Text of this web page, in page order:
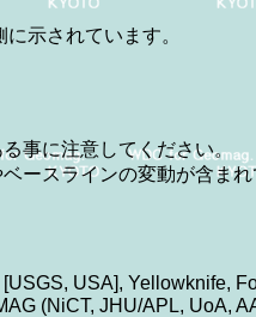
示されています。
事に注意してください。
ースラインの変動が含ま
USA], Yellowknife,
(NiCT, JHU/APL, UoA,